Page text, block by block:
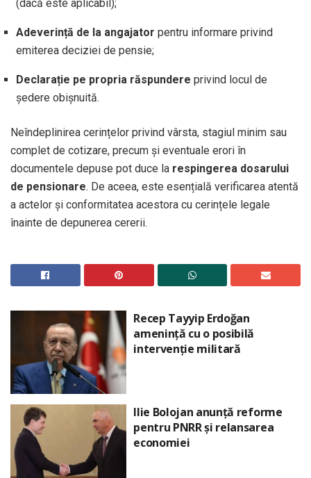
(dacă este aplicabil);
Adeverință de la angajator pentru informare privind
emiterea deciziei de pensie;
Declarație pe propria răspundere privind locul de
ședere obișnuită.
Neîndeplinirea cerințelor privind vârsta, stagiul minim sau
complet de cotizare, precum și eventuale erori în
documentele depuse pot duce la respingerea dosarului
de pensionare. De aceea, este esențială verificarea atentă
a actelor și conformitatea acestora cu cerințele legale
înainte de depunerea cererii.
Recep Tayyip Erdoğan
amenință cu o posibilă
intervenție militară
Ilie Bolojan anunță reforme
pentru PNRR și relansarea
economiei